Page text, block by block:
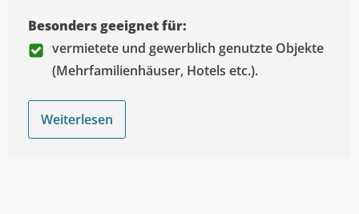
Besonders geeignet für:
vermietete und gewerblich genutzte Objekte
(Mehrfamilienhäuser, Hotels etc.).
Weiterlesen